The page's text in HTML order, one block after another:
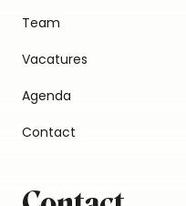
Team
Vacatures
Agenda
Contact